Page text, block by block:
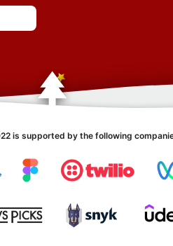
is supported by the following